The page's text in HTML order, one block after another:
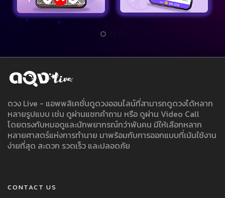
ดวง Live - แอพพลิเคชั่นดูดวงออนไลน์ที่สามารถดูดวงได้หลาก
หลายรูปแบบ เช่น ดูผ่านแชทคำถาม หรือ ดูผ่าน Video Call
โดยตรงกับหมอดูและนักพยากรณ์กว่าพันคน มีให้เลือกหลาก
หลายศาสตร์แห่งการทำนาย มาพร้อมกับการออกแบบที่เน้นใช้งาน
ง่ายที่สุด สะดวก รวดเร็ว และปลอดภัย
CONTACT US